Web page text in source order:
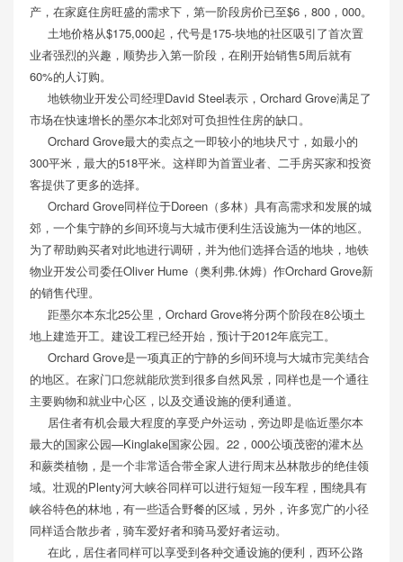
产，在家庭住房旺盛的需求下，第一阶段房价已至$6，800，000。
土地价格从$175,000起，代号是175-块地的社区吸引了首次置
业者强烈的兴趣，顺势步入第一阶段，在刚开始销售5周后就有
60%的人订购。
地铁物业开发公司经理David Steel表示，Orchard Grove满足了
市场在快速增长的墨尔本北郊对可负担性住房的缺口。
Orchard Grove最大的卖点之一即较小的地块尺寸，如最小的
300平米，最大的518平米。这样即为首置业者、二手房买家和投资
客提供了更多的选择。
Orchard Grove同样位于Doreen（多林）具有高需求和发展的城
郊，一个集宁静的乡间环境与大城市便利生活设施为一体的地区。
为了帮助购买者对此地进行调研，并为他们选择合适的地块，地铁
物业开发公司委任Oliver Hume（奥利弗.休姆）作Orchard Grove新
的销售代理。
距墨尔本东北25公里，Orchard Grove将分两个阶段在8公顷土
地上建造开工。建设工程已经开始，预计于2012年底完工。
Orchard Grove是一项真正的宁静的乡间环境与大城市完美结合
的地区。在家门口您就能欣赏到很多自然风景，同样也是一个通往
主要购物和就业中心区，以及交通设施的便利通道。
居住者有机会最大程度的享受户外运动，旁边即是临近墨尔本
最大的国家公园—Kinglake国家公园。22，000公顷茂密的灌木丛
和蕨类植物，是一个非常适合带全家人进行周末丛林散步的绝佳领
域。壮观的Plenty河大峡谷同样可以进行短短一段车程，围绕具有
峡谷特色的林地，有一些适合野餐的区域，另外，许多宽广的小径
同样适合散步者，骑车爱好者和骑马爱好者运动。
在此，居住者同样可以享受到各种交通设施的便利，西环公路